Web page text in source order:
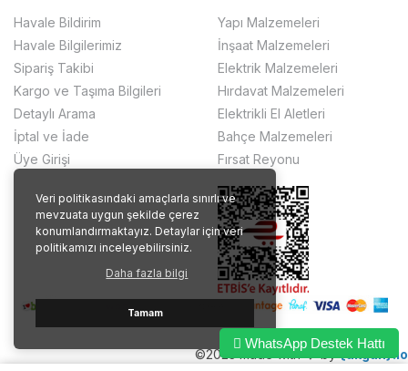
Veri politikasındaki amaçlarla sınırlı ve
mevzuata uygun şekilde çerez
konumlandırmaktayız. Detaylar için veri
politikamızı inceleyebilirsiniz.
Daha fazla bilgi
Tamam
Havale Bildirim
Havale Bilgilerimiz
Sipariş Takibi
Kargo ve Taşıma Bilgileri
Detaylı Arama
İptal ve İade
Üye Girişi
Yapı Malzemeleri
İnşaat Malzemeleri
Elektrik Malzemeleri
Hırdavat Malzemeleri
Elektrikli El Aletleri
Bahçe Malzemeleri
Fırsat Reyonu
©2023 made with ❤️ by {akgun}.io
WhatsApp Destek Hattı